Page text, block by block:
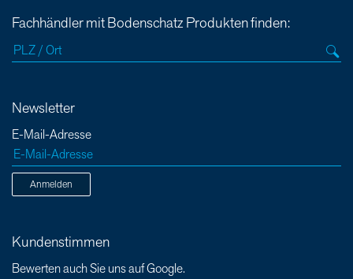
Fachhändler mit Bodenschatz Produkten finden:
Newsletter
E-Mail-Adresse
Anmelden
Kundenstimmen
Bewerten auch Sie uns auf Google.